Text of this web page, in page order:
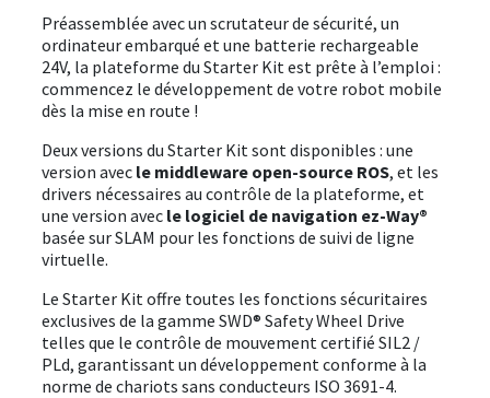
Préassemblée avec un scrutateur de sécurité, un
ordinateur embarqué et une batterie rechargeable
24V, la plateforme du Starter Kit est prête à l’emploi :
commencez le développement de votre robot mobile
dès la mise en route !
Deux versions du Starter Kit sont disponibles : une
version avec le middleware open-source ROS, et les
drivers nécessaires au contrôle de la plateforme, et
une version avec le logiciel de navigation ez-Way®
basée sur SLAM pour les fonctions de suivi de ligne
virtuelle.
Le Starter Kit offre toutes les fonctions sécuritaires
exclusives de la gamme SWD® Safety Wheel Drive
telles que le contrôle de mouvement certifié SIL2 /
PLd, garantissant un développement conforme à la
norme de chariots sans conducteurs ISO 3691-4.